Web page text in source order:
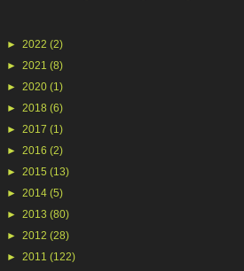
► 2022 (2)
► 2021 (8)
► 2020 (1)
► 2018 (6)
► 2017 (1)
► 2016 (2)
► 2015 (13)
► 2014 (5)
► 2013 (80)
► 2012 (28)
► 2011 (122)